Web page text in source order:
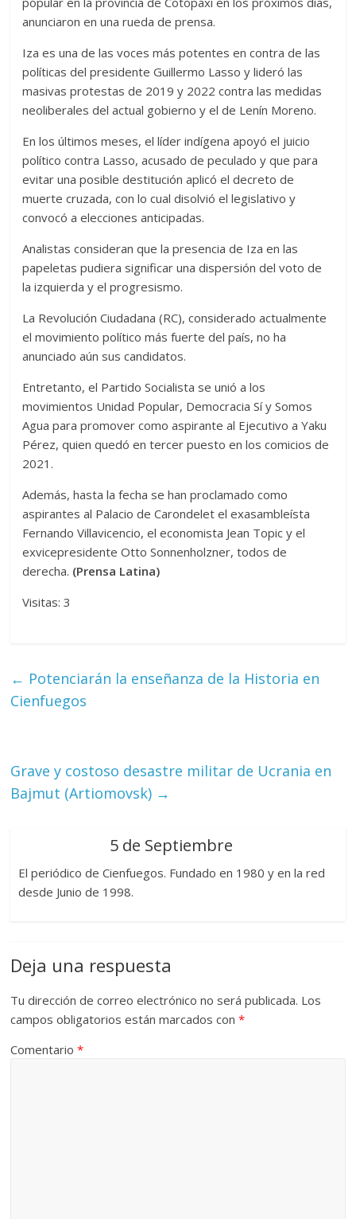
anunciaron en una rueda de prensa.
Iza es una de las voces más potentes en contra de las
políticas del presidente Guillermo Lasso y lideró las
masivas protestas de 2019 y 2022 contra las medidas
neoliberales del actual gobierno y el de Lenín Moreno.
En los últimos meses, el líder indígena apoyó el juicio
político contra Lasso, acusado de peculado y que para
evitar una posible destitución aplicó el decreto de
muerte cruzada, con lo cual disolvió el legislativo y
convocó a elecciones anticipadas.
Analistas consideran que la presencia de Iza en las
papeletas pudiera significar una dispersión del voto de
la izquierda y el progresismo.
La Revolución Ciudadana (RC), considerado actualmente
el movimiento político más fuerte del país, no ha
anunciado aún sus candidatos.
Entretanto, el Partido Socialista se unió a los
movimientos Unidad Popular, Democracia Sí y Somos
Agua para promover como aspirante al Ejecutivo a Yaku
Pérez, quien quedó en tercer puesto en los comicios de
2021.
Además, hasta la fecha se han proclamado como
aspirantes al Palacio de Carondelet el exasambleísta
Fernando Villavicencio, el economista Jean Topic y el
exvicepresidente Otto Sonnenholzner, todos de
derecha. (Prensa Latina)
Visitas: 3
← Potenciarán la enseñanza de la Historia en
Cienfuegos
Grave y costoso desastre militar de Ucrania en
Bajmut (Artiomovsk) →
5 de Septiembre
El periódico de Cienfuegos. Fundado en 1980 y en la red
desde Junio de 1998.
Deja una respuesta
Tu dirección de correo electrónico no será publicada. Los
campos obligatorios están marcados con*
Comentario*